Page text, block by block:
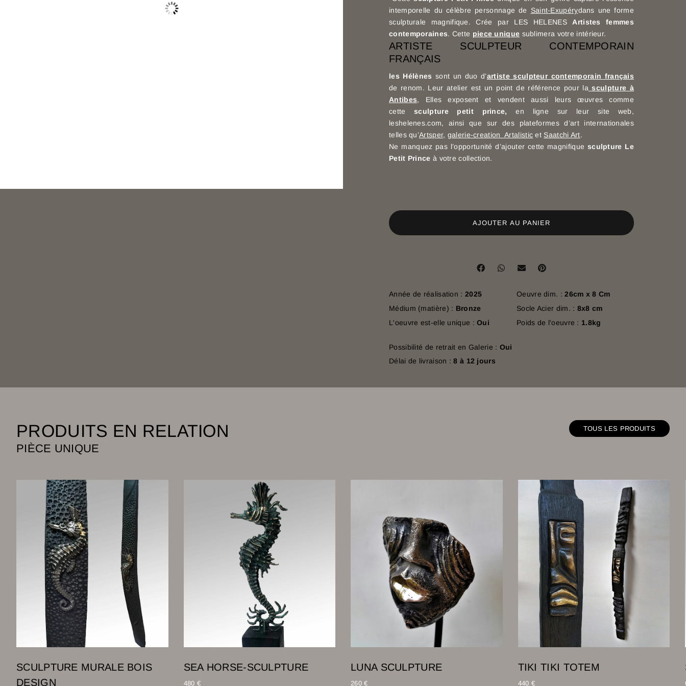
intemporelle du célèbre personnage de Saint-Exupérydans une forme
sculpturale magnifique. Crée par LES HELENESArtistes femmes
contemporaines. Cette piece unique sublimera votre intérieur.
ARTISTE SCULPTEUR CONTEMPORAIN
FRANÇAIS
les Hélènes sont un duo d’artiste sculpteur contemporain français
de renom. Leur atelier est un point de référence pour la sculpture à
Antibes, Elles exposent et vendent aussi leurs œuvres comme
cettesculpture petit prince,
en ligne sur leur site web,
leshelenes.com, ainsi que sur des plateformes d’art internationales
telles qu’Artsper, galerie-creationArtalistic et Saatchi Art.
Ne manquez pas l’opportunité d’ajouter cette magnifique sculpture Le
Petit Prince à votre collection.
AJOUTER AU PANIER
Année de réalisation : 2025
Médium (matière) : Bronze
L'oeuvre est-elle unique :Oui
Oeuvre dim. :26cm x 8 Cm
Socle Acier dim. : 8x8 cm
Poids de l'oeuvre : 1.8kg
Possibilité de retrait en Galerie : Oui
Délai de livraison :8 à 12 jours
PRODUITS EN RELATION TOUS LES PRODUITS
PIÈCE UNIQUE
SCULPTURE MURALE BOIS
DESIGN
SEA HORSE-SCULPTURE
480 €
LUNA SCULPTURE
260€
TIKI TIKI TOTEM
440 €